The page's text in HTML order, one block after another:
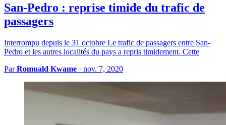
San-Pedro : reprise timide du trafic de
passagers
Interrompu depuis le 31 octobre Le trafic de passagers entre San-
Pedro et les autres localités du pays a repris timidement. Cette
ParRomuald Kwame · nov. 7, 2020